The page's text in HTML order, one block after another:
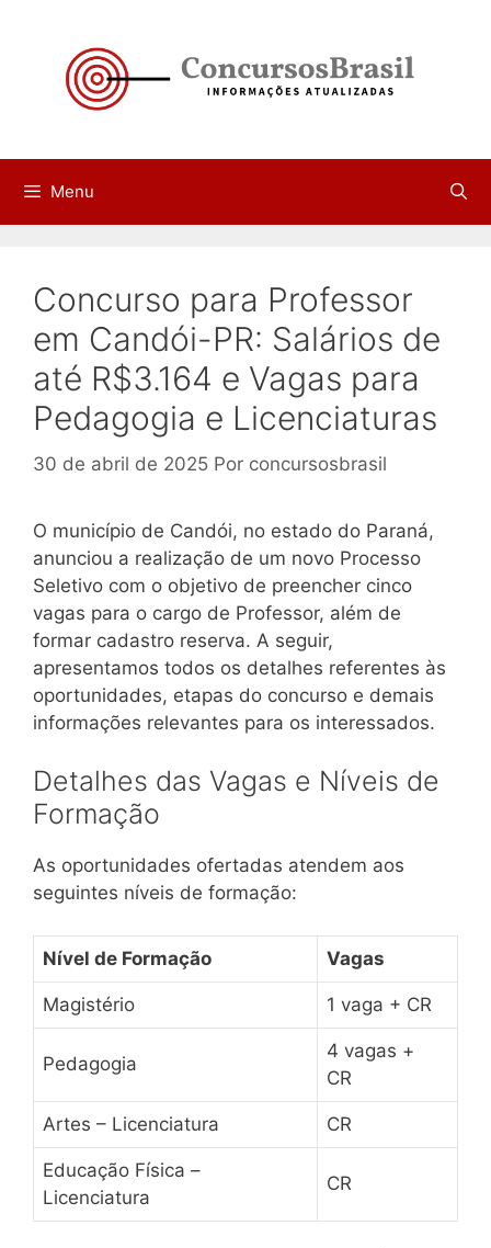
conteúdo
Menu
Concurso para Professor
em Candói-PR: Salários de
até R$3.164 e Vagas para
Pedagogia e Licenciaturas
30 de abril de 2025 Por concursosbrasil
O município de Candói, no estado do Paraná,
anunciou a realização de um novo Processo
Seletivo com o objetivo de preencher cinco
vagas para o cargo de Professor, além de
formar cadastro reserva. A seguir,
apresentamos todos os detalhes referentes às
oportunidades, etapas do concurso e demais
informações relevantes para os interessados.
Detalhes das Vagas e Níveis de
Formação
As oportunidades ofertadas atendem aos
seguintes níveis de formação:
Nível de Formação Vagas
Magistério 1 vaga + CR
Pedagogia
4 vagas +
CR
Artes – Licenciatura CR
Educação Física –
Licenciatura
CR